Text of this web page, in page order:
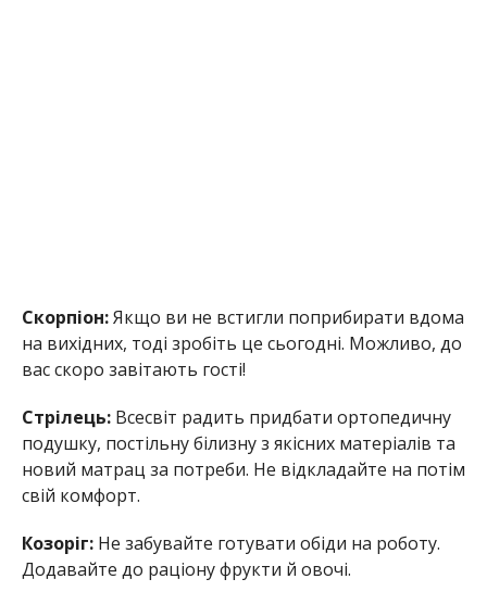
Скорпіон:Якщо ви не встигли поприбирати вдома
на вихідних, тоді зробіть це сьогодні. Можливо, до
вас скоро завітають гості!
Стрілець: Всесвіт радить придбати ортопедичну
подушку, постільну білизну з якісних матеріалів та
новий матрац за потреби. Не відкладайте на потім
свій комфорт.
Козоріг: Не забувайте готувати обіди на роботу.
Додавайте до раціону фрукти й овочі.